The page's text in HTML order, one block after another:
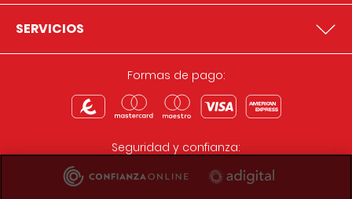
SERVICIOS
Formas de pago:
Seguridad y confianza: